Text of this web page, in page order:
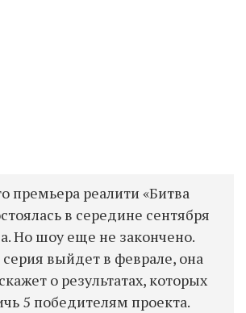
премьера реалити «Битва
в середине сентября
Но шоу еще не закончено.
выйдет в феврале, она
о результатах, которых
5 победителям проекта.